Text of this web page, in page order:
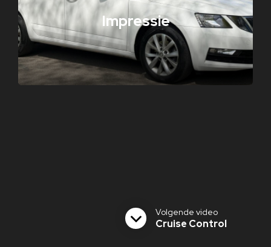
Impressie
Volgende video
Cruise Control